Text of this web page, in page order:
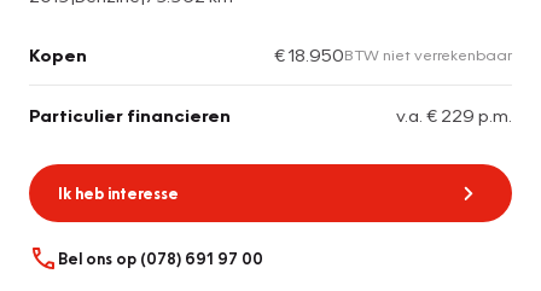
Kopen € 18.950BTW niet verrekenbaar
Particulier financieren v.a. € 229 p.m.
Ik heb interesse
Bel ons op (078) 691 97 00